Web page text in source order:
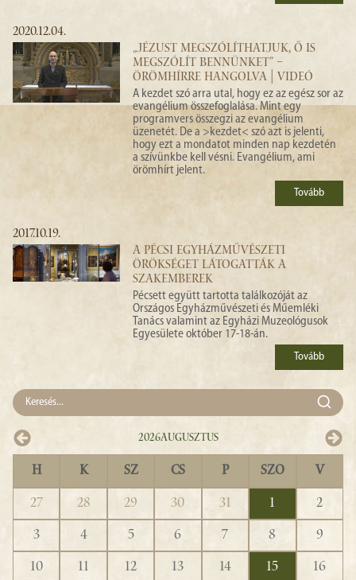
2020.12.04.
„JÉZUST MEGSZÓLÍTHATJUK, Ő IS
MEGSZÓLÍT BENNÜNKET” –
ÖRÖMHÍRRE HANGOLVA | VIDEÓ
A kezdet szó arra utal, hogy ez az egész sor az
evangélium összefoglalása. Mint egy
programvers összegzi az evangélium
üzenetét. De a >kezdet< szó azt is jelenti,
hogy ezt a mondatot minden nap kezdetén
a szívünkbe kell vésni. Evangélium, ami
örömhírt jelent.
Tovább
2017.10.19.
A PÉCSI EGYHÁZMŰVÉSZETI
ÖRÖKSÉGET LÁTOGATTÁK A
SZAKEMBEREK
Pécsett együtt tartotta találkozóját az
Országos Egyházművészeti és Műemléki
Tanács valamint az Egyházi Muzeológusok
Egyesülete október 17-18-án.
Tovább
2026Augusztus
H K SZ CS P SZO V
27 28 29 30 31 1
2
3
4 5 6 7 8
9
10
11 12 13 14 15
16